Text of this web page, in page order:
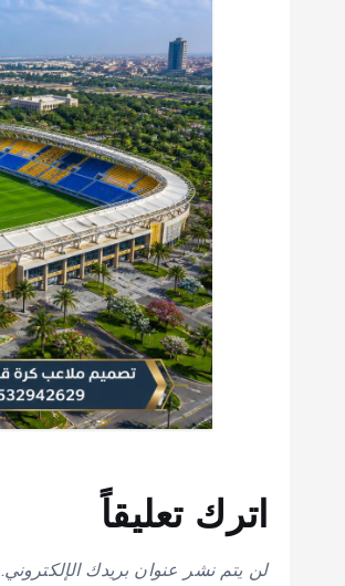
اترك تعليقاً
لن يتم نشر عنوان بريدك الإلكتروني.